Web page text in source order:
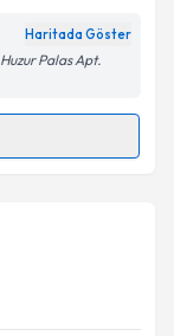
Haritada Göster
Palas Apt.
talebi
için bir